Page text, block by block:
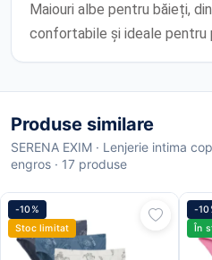
Maiouri albe pentru băieți,
confortabile și ideale pentru
Produse similare
SERENA EXIM · Lenjerie intima
engros · 17 produse
-10%
Stoc limitat
-
În